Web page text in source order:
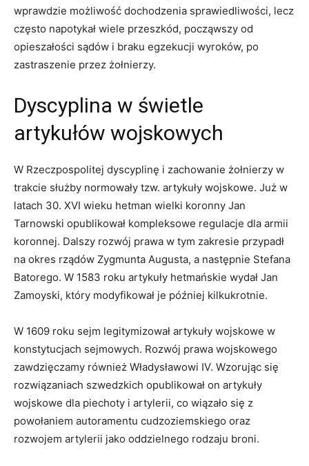
wprawdzie możliwość dochodzenia sprawiedliwości, lecz
często napotykał wiele przeszkód, począwszy od
opieszałości sądów i braku egzekucji wyroków, po
zastraszenie przez żołnierzy.
Dyscyplina w świetle
artykułów wojskowych
W Rzeczpospolitej dyscyplinę i zachowanie żołnierzy w
trakcie służby normowały tzw. artykuły wojskowe. Już w
latach 30. XVI wieku hetman wielki koronny Jan
Tarnowski opublikował kompleksowe regulacje dla armii
koronnej. Dalszy rozwój prawa w tym zakresie przypadł
na okres rządów Zygmunta Augusta, a następnie Stefana
Batorego. W 1583 roku artykuły hetmańskie wydał Jan
Zamoyski, który modyfikował je później kilkukrotnie.
W 1609 roku sejm legitymizował artykuły wojskowe w
konstytucjach sejmowych. Rozwój prawa wojskowego
zawdzięczamy również Władysławowi IV. Wzorując się
rozwiązaniach szwedzkich opublikował on artykuły
wojskowe dla piechoty i artylerii, co wiązało się z
powołaniem autoramentu cudzoziemskiego oraz
rozwojem artylerii jako oddzielnego rodzaju broni.